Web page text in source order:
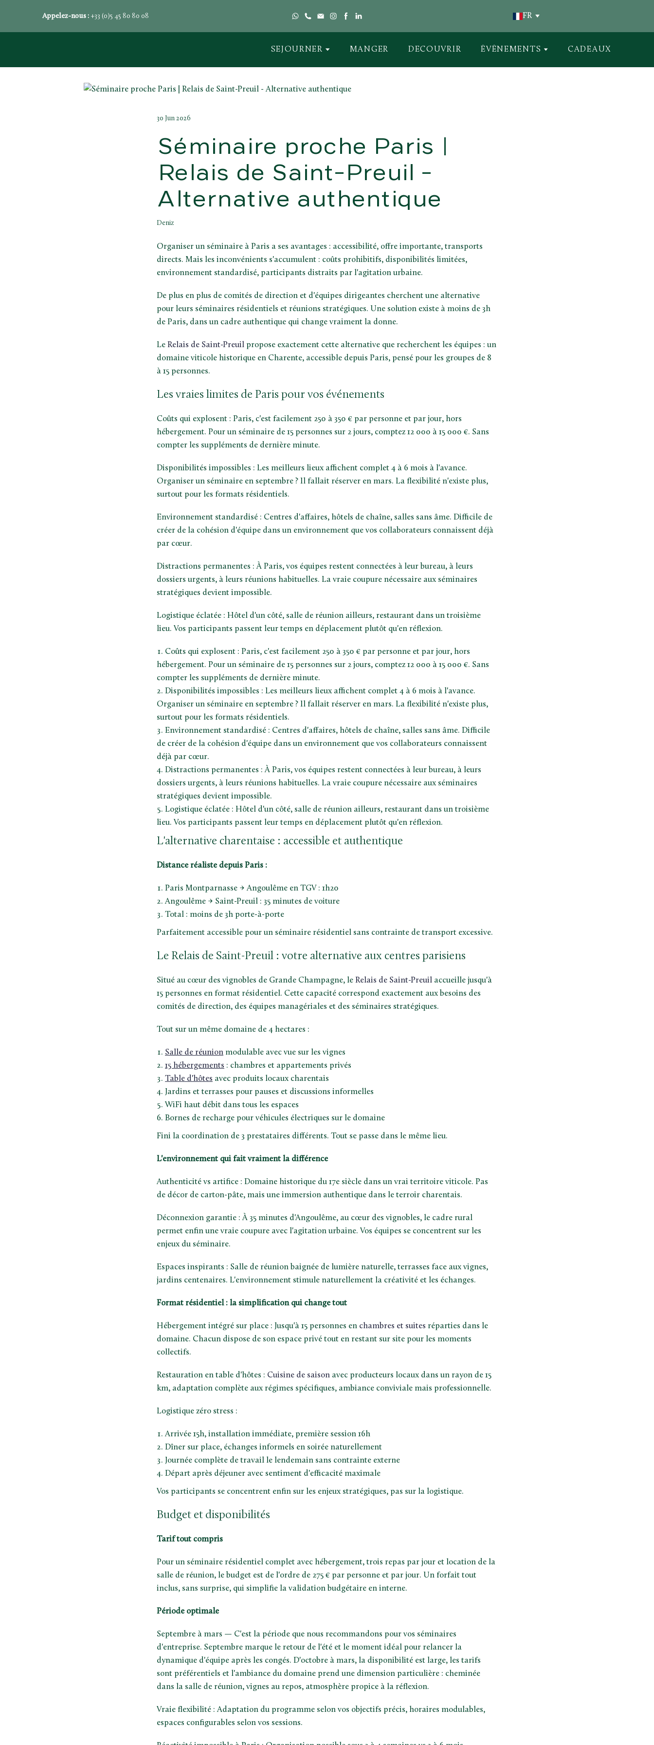
Appelez-nous : +33 (0)5 45 80 80 08 FR
SEJOURNER MANGER DECOUVRIR ÉVÉNEMENTS CADEAUX
30 Jun 2026
Séminaire proche Paris |
Relais de Saint-Preuil -
Alternative authentique
Deniz
Organiser un séminaire à Paris a ses avantages : accessibilité, offre importante, transports
directs. Mais les inconvénients s'accumulent : coûts prohibitifs, disponibilités limitées,
environnement standardisé, participants distraits par l'agitation urbaine.
De plus en plus de comités de direction et d'équipes dirigeantes cherchent une alternative
pour leurs séminaires résidentiels et réunions stratégiques. Une solution existe à moins de 3h
de Paris, dans un cadre authentique qui change vraiment la donne.
Le Relais de Saint-Preuil propose exactement cette alternative que recherchent les équipes : un
domaine viticole historique en Charente, accessible depuis Paris, pensé pour les groupes de 8
à 15 personnes.
Les vraies limites de Paris pour vos événements
Coûts qui explosent : Paris, c'est facilement 250 à 350 € par personne et par jour, hors
hébergement. Pour un séminaire de 15 personnes sur 2 jours, comptez 12 000 à 15 000 €. Sans
compter les suppléments de dernière minute.
Disponibilités impossibles : Les meilleurs lieux affichent complet 4 à 6 mois à l'avance.
Organiser un séminaire en septembre ? Il fallait réserver en mars. La flexibilité n'existe plus,
surtout pour les formats résidentiels.
Environnement standardisé : Centres d'affaires, hôtels de chaîne, salles sans âme. Difficile de
créer de la cohésion d'équipe dans un environnement que vos collaborateurs connaissent déjà
par cœur.
Distractions permanentes : À Paris, vos équipes restent connectées à leur bureau, à leurs
dossiers urgents, à leurs réunions habituelles. La vraie coupure nécessaire aux séminaires
stratégiques devient impossible.
Logistique éclatée : Hôtel d'un côté, salle de réunion ailleurs, restaurant dans un troisième
lieu. Vos participants passent leur temps en déplacement plutôt qu'en réflexion.
Coûts qui explosent : Paris, c'est facilement 250 à 350 € par personne et par jour, hors
hébergement. Pour un séminaire de 15 personnes sur 2 jours, comptez 12 000 à 15 000 €. Sans
compter les suppléments de dernière minute.
Disponibilités impossibles : Les meilleurs lieux affichent complet 4 à 6 mois à l'avance.
Organiser un séminaire en septembre ? Il fallait réserver en mars. La flexibilité n'existe plus,
surtout pour les formats résidentiels.
Environnement standardisé : Centres d'affaires, hôtels de chaîne, salles sans âme. Difficile
de créer de la cohésion d'équipe dans un environnement que vos collaborateurs connaissent
déjà par cœur.
Distractions permanentes : À Paris, vos équipes restent connectées à leur bureau, à leurs
dossiers urgents, à leurs réunions habituelles. La vraie coupure nécessaire aux séminaires
stratégiques devient impossible.
Logistique éclatée : Hôtel d'un côté, salle de réunion ailleurs, restaurant dans un troisième
lieu. Vos participants passent leur temps en déplacement plutôt qu'en réflexion.
L'alternative charentaise : accessible et authentique
Distance réaliste depuis Paris :
Paris Montparnasse → Angoulême en TGV : 1h20
Angoulême → Saint-Preuil : 35 minutes de voiture
Total : moins de 3h porte-à-porte
Parfaitement accessible pour un séminaire résidentiel sans contrainte de transport excessive.
Le Relais de Saint-Preuil : votre alternative aux centres parisiens
Situé au cœur des vignobles de Grande Champagne, le Relais de Saint-Preuil accueille jusqu'à
15 personnes en format résidentiel. Cette capacité correspond exactement aux besoins des
comités de direction, des équipes managériales et des séminaires stratégiques.
Tout sur un même domaine de 4 hectares :
Salle de réunion modulable avec vue sur les vignes
15 hébergements : chambres et appartements privés
Table d'hôtes avec produits locaux charentais
Jardins et terrasses pour pauses et discussions informelles
WiFi haut débit dans tous les espaces
Bornes de recharge pour véhicules électriques sur le domaine
Fini la coordination de 3 prestataires différents. Tout se passe dans le même lieu.
L'environnement qui fait vraiment la différence
Authenticité vs artifice : Domaine historique du 17e siècle dans un vrai territoire viticole. Pas
de décor de carton-pâte, mais une immersion authentique dans le terroir charentais.
Déconnexion garantie : À 35 minutes d'Angoulême, au cœur des vignobles, le cadre rural
permet enfin une vraie coupure avec l'agitation urbaine. Vos équipes se concentrent sur les
enjeux du séminaire.
Espaces inspirants : Salle de réunion baignée de lumière naturelle, terrasses face aux vignes,
jardins centenaires. L'environnement stimule naturellement la créativité et les échanges.
Format résidentiel : la simplification qui change tout
Hébergement intégré sur place : Jusqu'à 15 personnes en chambres et suites réparties dans le
domaine. Chacun dispose de son espace privé tout en restant sur site pour les moments
collectifs.
Restauration en table d'hôtes : Cuisine de saison avec producteurs locaux dans un rayon de 15
km, adaptation complète aux régimes spécifiques, ambiance conviviale mais professionnelle.
Logistique zéro stress :
Arrivée 15h, installation immédiate, première session 16h
Dîner sur place, échanges informels en soirée naturellement
Journée complète de travail le lendemain sans contrainte externe
Départ après déjeuner avec sentiment d'efficacité maximale
Vos participants se concentrent enfin sur les enjeux stratégiques, pas sur la logistique.
Budget et disponibilités
Tarif tout compris
Pour un séminaire résidentiel complet avec hébergement, trois repas par jour et location de la
salle de réunion, le budget est de l'ordre de 275 € par personne et par jour. Un forfait tout
inclus, sans surprise, qui simplifie la validation budgétaire en interne.
Période optimale
Septembre à mars — C'est la période que nous recommandons pour vos séminaires
d'entreprise. Septembre marque le retour de l'été et le moment idéal pour relancer la
dynamique d'équipe après les congés. D'octobre à mars, la disponibilité est large, les tarifs
sont préférentiels et l'ambiance du domaine prend une dimension particulière : cheminée
dans la salle de réunion, vignes au repos, atmosphère propice à la réflexion.
Vraie flexibilité : Adaptation du programme selon vos objectifs précis, horaires modulables,
espaces configurables selon vos sessions.